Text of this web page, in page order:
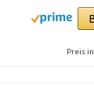
Preis